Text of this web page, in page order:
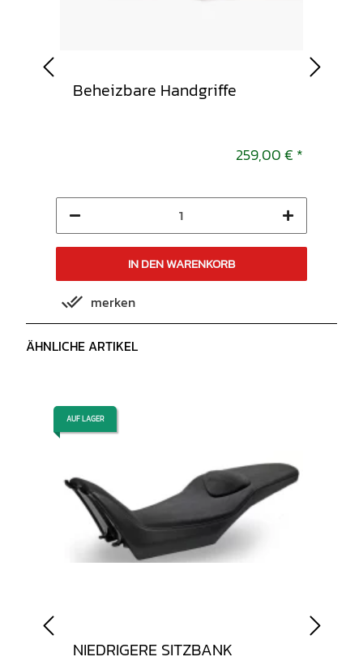
Beheizbare Handgriffe
259,00 € *
IN DEN WARENKORB
merken
ÄHNLICHE ARTIKEL
AUF LAGER
NIEDRIGERE SITZBANK